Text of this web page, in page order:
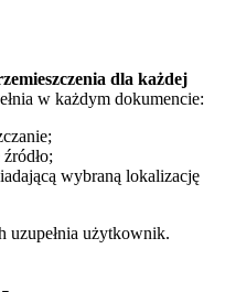
dla każdej
w każdym dokumencie:
wybraną lokalizację
uzupełnia użytkownik.